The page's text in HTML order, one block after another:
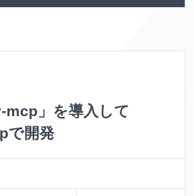
」を導入して
で開発